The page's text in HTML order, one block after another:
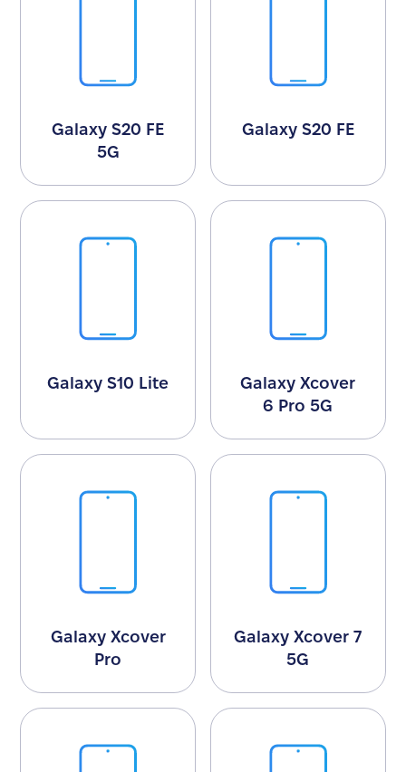
Galaxy S20 FE
5G
Galaxy S20 FE
Galaxy S10 Lite
Galaxy Xcover
6 Pro 5G
Galaxy Xcover
Pro
Galaxy Xcover 7
5G